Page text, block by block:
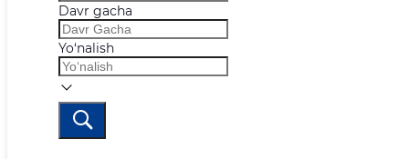
Davr gacha
Yo‘nalish